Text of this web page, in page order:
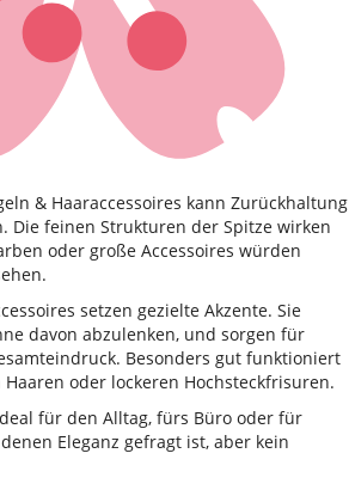
& Haaraccessoires kann Zurückhaltung
Die feinen Strukturen der Spitze wirken
oder große Accessoires würden
setzen gezielte Akzente. Sie
davon abzulenken, und sorgen für
Besonders gut funktioniert
oder lockeren Hochsteckfrisuren.
für den Alltag, fürs Büro oder für
Eleganz gefragt ist, aber kein